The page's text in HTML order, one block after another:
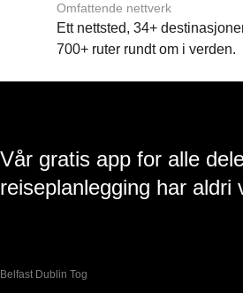
Omfattende nettverk
Ett nettsted, 34+
700+ ruter rundt om i verden.
Vår gratis app for alle
reiseplanlegging har
Belfast Dublin Tog